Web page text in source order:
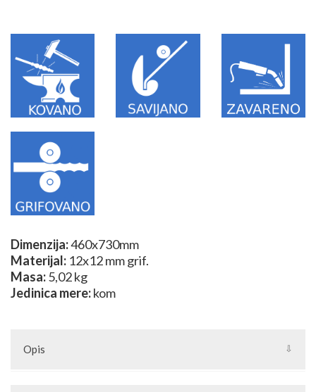
Dimenzija:460x730mm
Materijal: 12x12 mm grif.
Masa:5,02 kg
Jedinica mere:kom
Opis